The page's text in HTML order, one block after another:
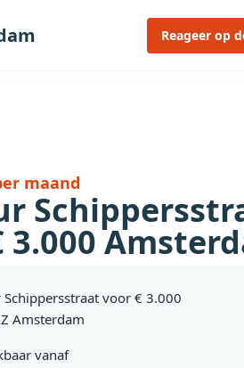
Reageer op
maand
3.000
voor € 3.000
Amsterdam
vanaf